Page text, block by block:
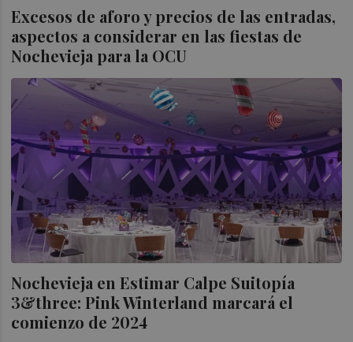
Excesos de aforo y precios de las entradas,
aspectos a considerar en las fiestas de
Nochevieja para la OCU
Nochevieja en Estimar Calpe Suitopía
3&three: Pink Winterland marcará el
comienzo de 2024